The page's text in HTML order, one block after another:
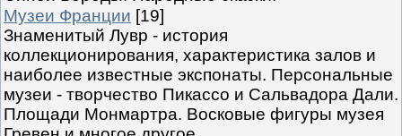
Музеи Франции [19]
Знаменитый Лувр - история
коллекционирования, характеристика залов и
наиболее известные экспонаты. Персональные
музеи - творчество Пикассо и Сальвадора Дали.
Площади Монмартра. Восковые фигуры музея